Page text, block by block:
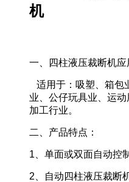
机
一、四柱液压裁断机应
适用于：吸塑、箱包
业、公仔玩具业、运
加工行业。
二、产品特点：
1、单面或双面自动控
2、自动四柱液压裁断